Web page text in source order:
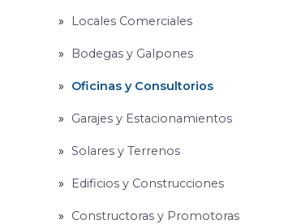
Locales Comerciales
Bodegas y Galpones
Oficinas y Consultorios
Garajes y Estacionamientos
Solares y Terrenos
Edificios y Construcciones
Constructoras y Promotoras